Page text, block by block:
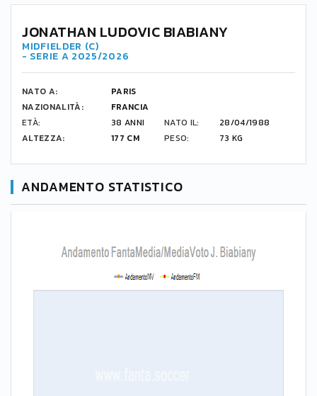
JONATHAN LUDOVIC BIABIANY
MIDFIELDER (C)
- SERIE A 2025/2026
NATO A:
PARIS
NAZIONALITÀ:
FRANCIA
ETÀ:
38 ANNI NATO IL:
28/04/1988
ALTEZZA:
177 CM PESO: 73 KG
ANDAMENTO STATISTICO